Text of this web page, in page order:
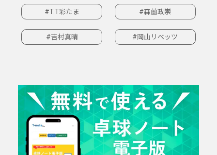
#T.T彩たま #森薗政崇
#吉村真晴 #岡山リベッツ